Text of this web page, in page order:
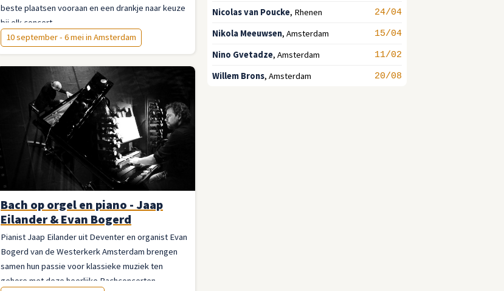
beste plaatsen vooraan en een drankje naar keuze
bij elk concert.
10 september - 6 mei in Amsterdam
Bach op orgel en piano - Jaap
Eilander & Evan Bogerd
Pianist Jaap Eilander uit Deventer en organist Evan
Bogerd van de Westerkerk Amsterdam brengen
samen hun passie voor klassieke muziek ten
gehore met deze heerlijke Bachconcerten.
24/04
Nicolas van Poucke, Rhenen
15/04
Nikola Meeuwsen,Amsterdam
11/02
Nino Gvetadze,Amsterdam
20/08
Willem Brons,Amsterdam